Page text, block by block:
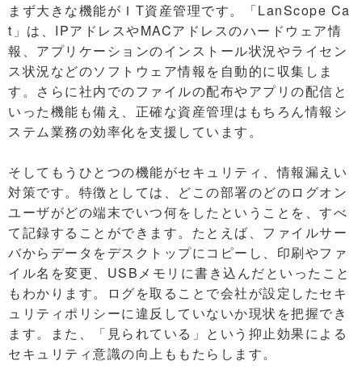
まず大きな機能がＩT資産管理です。「LanScope Ca
t」は、IPアドレスやMACアドレスのハードウェア情
報、アプリケーションのインストール状況やライセン
ス状況などのソフトウェア情報を自動的に収集しま
す。さらに社内でのファイルの配布やアプリの配信と
いった機能も備え、正確な資産管理はもちろん情報シ
ステム業務の効率化を支援しています。
そしてもうひとつの機能がセキュリティ、情報漏えい
対策です。特徴としては、どこの部署のどのログオン
ユーザがどの端末でいつ何をしたということを、すべ
て記録することができます。たとえば、ファイルサー
バからデータをデスクトップにコピーし、印刷やファ
イル名を変更、USBメモリに書き込んだといったこと
もわかります。ログを取ることで会社が設定したセキ
ュリティポリシーに違反していないか現状を把握でき
ます。また、「見られている」という抑止効果による
セキュリティ意識の向上ももたらします。